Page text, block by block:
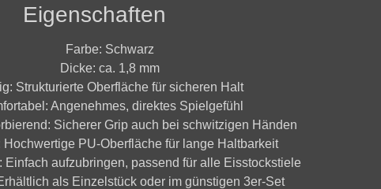
Eigenschaften
Farbe: Schwarz
Dicke: ca. 1,8 mm
Strukturierte Oberfläche für sicheren Halt
Angenehmes, direktes Spielgefühl
Sicherer Grip auch bei schwitzigen Händen
Hochwertige PU-Oberfläche für lange Haltbarkeit
Einfach aufzubringen, passend für alle Eisstockstiele
als Einzelstück oder im günstigen 3er-Set